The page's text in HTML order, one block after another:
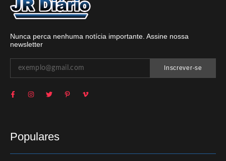
Nunca perca nenhuma notícia importante. Assine nossa
newsletter
Inscrever-se
Populares